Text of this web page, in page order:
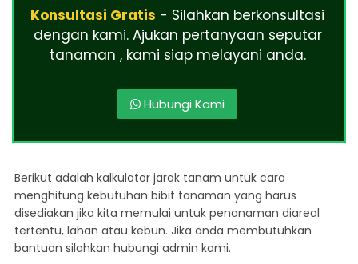
Konsultasi Gratis - Silahkan berkonsultasi
dengan kami. Ajukan pertanyaan seputar
tanaman , kami siap melayani anda.
Hubungi Kami
Berikut adalah kalkulator jarak tanam untuk cara
menghitung kebutuhan bibit tanaman yang harus
disediakan jika kita memulai untuk penanaman diareal
tertentu, lahan atau kebun. Jika anda membutuhkan
bantuan silahkan hubungi admin kami.